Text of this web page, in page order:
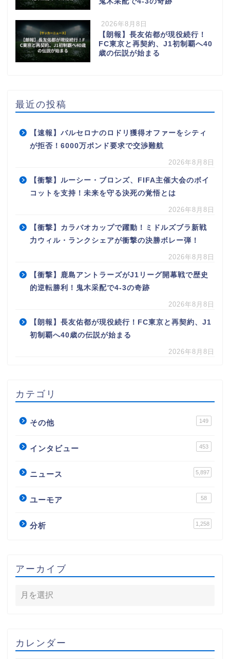
2026年8月8日
【朗報】長友佑都が現役続行！
FC東京と再契約、J1初制覇へ40
歳の伝説が始まる
最近の投稿
【速報】バルセロナのロドリ獲得オファーをシティ
が拒否！6000万ポンド要求で交渉難航
2026年8月8日
【衝撃】ルーシー・ブロンズ、FIFA主催大会のボイ
コットを支持！未来を守る決死の覚悟とは
2026年8月8日
【衝撃】カラバオカップで躍動！ミドルズブラ新戦
力ウィル・ランクシェアが衝撃の決勝ボレー弾！
2026年8月8日
【衝撃】鹿島アントラーズがJ1リーグ開幕戦で歴史
的逆転勝利！鬼木采配で4-3の奇跡
2026年8月8日
【朗報】長友佑都が現役続行！FC東京と再契約、J1
初制覇へ40歳の伝説が始まる
2026年8月8日
カテゴリ
その他 149
インタビュー 453
ニュース 5,897
ユーモア 58
分析 1,258
アーカイブ
カレンダー